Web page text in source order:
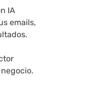
IA
emails,